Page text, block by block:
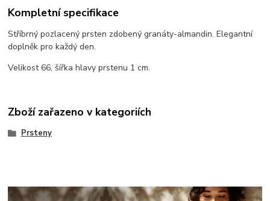
Kompletní specifikace
Stříbrný pozlacený prsten zdobený granáty-almandin. Elegantní
doplněk pro každý den.
Velikost 66, šířka hlavy prstenu 1 cm.
Zboží zařazeno v kategoriích
Prsteny